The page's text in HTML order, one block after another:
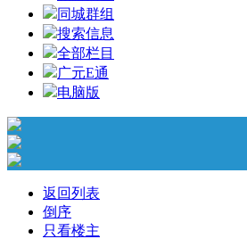
同城群组
搜索信息
全部栏目
广元E通
电脑版
返回列表
倒序
只看楼主